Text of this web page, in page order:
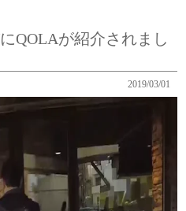
QOLAが紹介されまし
2019/03/01